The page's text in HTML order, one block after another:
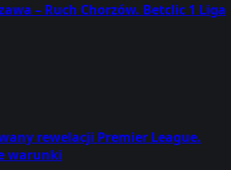
– Ruch Chorzów. Betclic 1 Liga
rewelacji Premier League.
warunki